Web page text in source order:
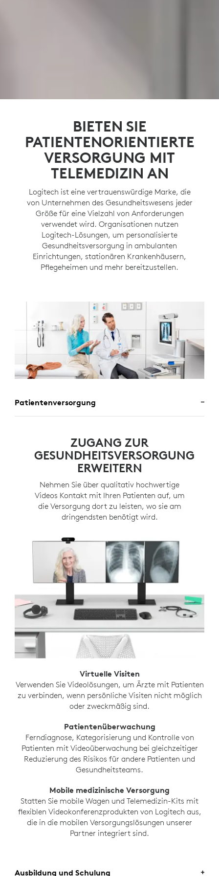
BIETEN SIE
PATIENTENORIENTIERTE
VERSORGUNG MIT
TELEMEDIZIN AN
Logitech ist eine vertrauenswürdige Marke, die
von Unternehmen des Gesundheitswesens jeder
Größe für eine Vielzahl von Anforderungen
verwendet wird. Organisationen nutzen
Logitech-Lösungen, um personalisierte
Gesundheitsversorgung in ambulanten
Einrichtungen, stationären Krankenhäusern,
Pflegeheimen und mehr bereitzustellen.
Patientenversorgung
ZUGANG ZUR
GESUNDHEITSVERSORGUNG
ERWEITERN
Nehmen Sie über qualitativ hochwertige
Videos Kontakt mit Ihren Patienten auf, um
die Versorgung dort zu leisten, wo sie am
dringendsten benötigt wird.
Virtuelle Visiten
Verwenden Sie Videolösungen, um Ärzte mit Patienten
zu verbinden, wenn persönliche Visiten nicht möglich
oder zweckmäßig sind.
Patientenüberwachung
Ferndiagnose, Kategorisierung und Kontrolle von
Patienten mit Videoüberwachung bei gleichzeitiger
Reduzierung des Risikos für andere Patienten und
Gesundheitsteams.
Mobile medizinische Versorgung
Statten Sie mobile Wagen und Telemedizin-Kits mit
flexiblen Videokonferenzprodukten von Logitech aus,
die in die mobilen Versorgungslösungen unserer
Partner integriert sind.
Ausbildung und Schulung